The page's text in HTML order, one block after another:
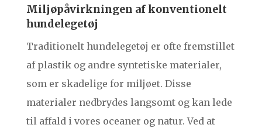
Miljøpåvirkningen af konventionelt
hundelegetøj
Traditionelt hundelegetøj er ofte fremstillet
af plastik og andre syntetiske materialer,
som er skadelige for miljøet. Disse
materialer nedbrydes langsomt og kan lede
til affald i vores oceaner og natur. Ved at